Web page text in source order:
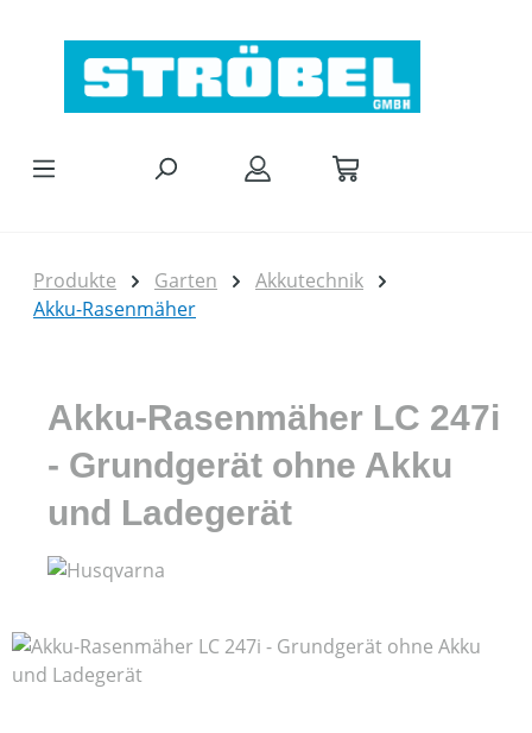
Produkte Garten
Akkutechnik
Akku-Rasenmäher
Akku-Rasenmäher LC 247i
- Grundgerät ohne Akku
und Ladegerät
Bildergalerie überspringen